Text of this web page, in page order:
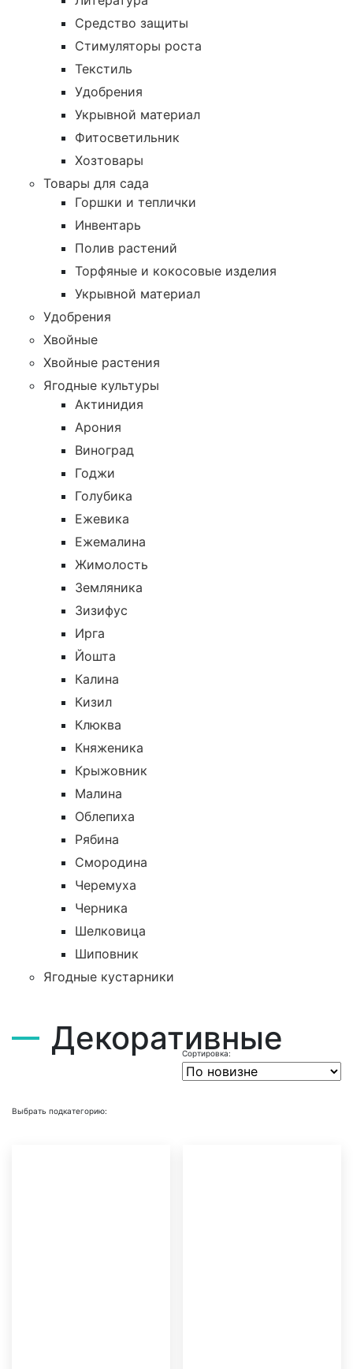
Средство защиты
Стимуляторы роста
Текстиль
Удобрения
Укрывной материал
Фитосветильник
Хозтовары
Товары для сада
Горшки и теплички
Инвентарь
Полив растений
Торфяные и кокосовые изделия
Укрывной материал
Удобрения
Хвойные
Хвойные растения
Ягодные культуры
Актинидия
Арония
Виноград
Годжи
Голубика
Ежевика
Ежемалина
Жимолость
Земляника
Зизифус
Ирга
Йошта
Калина
Кизил
Клюква
Княженика
Крыжовник
Малина
Облепиха
Рябина
Смородина
Черемуха
Черника
Шелковица
Шиповник
Ягодные кустарники
Декоративные
Выбрать подкатегорию: